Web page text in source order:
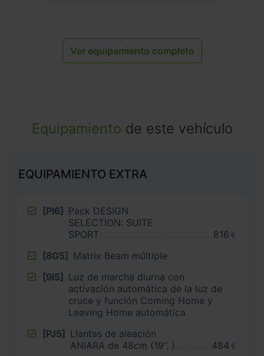
Ver equipamiento completo
Equipamiento de este vehículo
EQUIPAMIENTO EXTRA
[PI6] Pack DESIGN
SELECTION: SUITE
SPORT
816 €
[8G5] Matrix Beam múltiple
[9I5] Luz de marcha diurna con
activación automática de la luz de
cruce y función Coming Home y
Leaving Home automática
[PJ5] Llantas de aleación
ANIARA de 48cm (19”, )
484 €